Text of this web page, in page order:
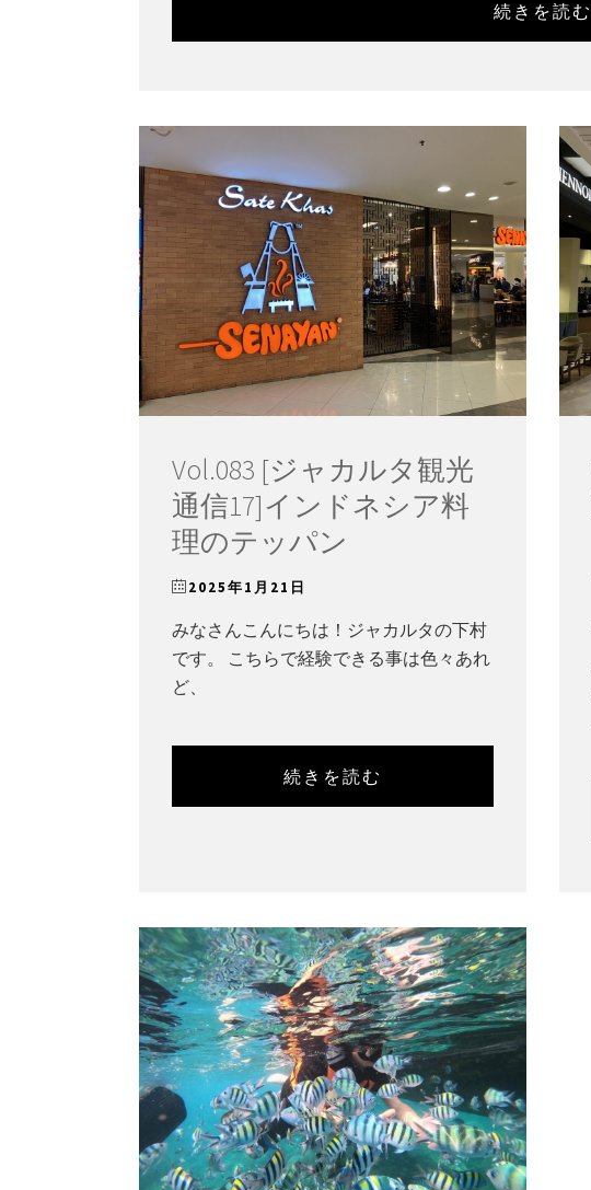
続きを読む
Vol.083 [ジャカルタ観光
通信17]インドネシア料
理のテッパン
2025年1月21日
みなさんこんにちは！ジャカルタの下村
です。 こちらで経験できる事は色々あれ
ど、
続きを読む